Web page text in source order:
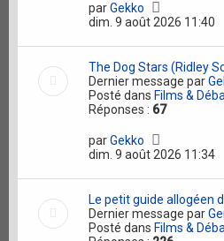
parGekko
dim. 9 août 2026 11:40
The Dog Stars (Ridley
Dernier message par
Posté dans Films &
Réponses : 67
parGekko
dim. 9 août 2026 11:34
Le petit guide allogéen
Dernier message par
Posté dans Films &